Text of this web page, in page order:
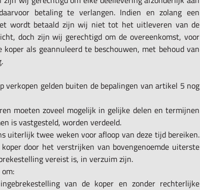
betaling te verlangen. Indien en zolang een
wordt betaald zijn wij niet tot het uitleveren van de
doch zijn wij gerechtigd om de overeenkomst, voor
als geannuleerd te beschouwen, met behoud van
verkopen gelden buiten de bepalingen van artikel 5 nog
moeten zoveel mogelijk in gelijke delen en termijnen
is vastgesteld, worden verdeeld.
uiterlijk twee weken voor afloop van deze tijd bereiken.
koper door het verstrijken van bovengenoemde uiterste
vereist is, in verzuim zijn.
van de koper en zonder rechterlijke